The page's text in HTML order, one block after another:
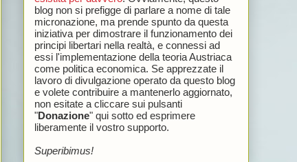
blog non si prefigge di parlare a nome di tale
micronazione, ma prende spunto da questa
iniziativa per dimostrare il funzionamento dei
principi libertari nella realtà, e connessi ad
essi l'implementazione della teoria Austriaca
come politica economica. Se apprezzate il
lavoro di divulgazione operato da questo blog
e volete contribuire a mantenerlo aggiornato,
non esitate a cliccare sui pulsanti
"Donazione" qui sotto ed esprimere
liberamente il vostro supporto.
Superibimus!